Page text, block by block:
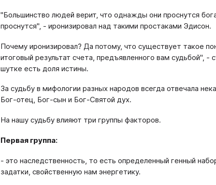
"Большинство людей верит, что однажды они проснутся
проснутся", - иронизировал над такими простаками Эдисон.
Почему иронизировал? Да потому, что существует такое
итоговый результат счета, предъявленного вам судьбой",
шутке есть доля истины.
За судьбу в мифологии разных народов всегда отвечала
Бог-отец, Бог-сын и Бог-Святой дух.
На нашу судьбу влияют три группы факторов.
Первая группа:
- это наследственность, то есть определенный генный
задатки, свойственную нам энергетику.